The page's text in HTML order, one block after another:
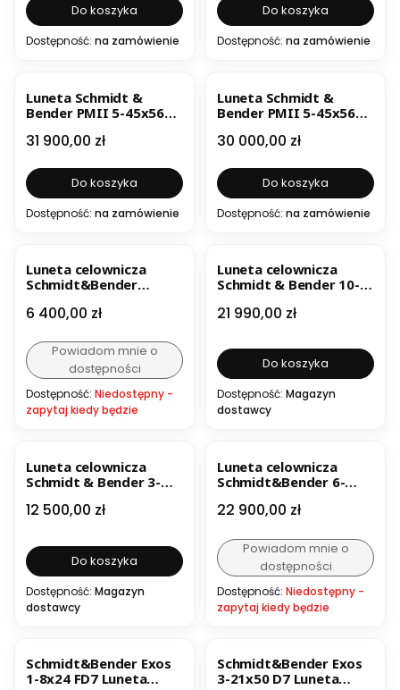
Do koszyka
Dostępność: na zamówienie
Do koszyka
Dostępność: na zamówienie
Luneta Schmidt &
Bender PMII 5-45x56
CCW MT2 0,5cm
Cena
31 900,00 zł
Do koszyka
Dostępność: na zamówienie
Luneta Schmidt &
Bender PMII 5-45x56
CCW MT2 0,5cm
Cena
30 000,00 zł
Do koszyka
Dostępność: na zamówienie
Luneta celownicza
Schmidt&Bender
Cena
6 400,00 zł
Powiadom mnie o
dostępności
Dostępność: Niedostępny -
zapytaj kiedy będzie
Luneta celownicza
Schmidt & Bender 10-
Cena
21 990,00 zł
Do koszyka
Dostępność: Magazyn
dostawcy
Luneta celownicza
Schmidt & Bender 3-
Cena
12 500,00 zł
Do koszyka
Dostępność: Magazyn
dostawcy
Luneta celownicza
Schmidt&Bender 6-
Cena
22 900,00 zł
Powiadom mnie o
dostępności
Dostępność: Niedostępny -
zapytaj kiedy będzie
Schmidt&Bender Exos
1-8x24 FD7 Luneta
Schmidt&Bender Exos
3-21x50 D7 Luneta